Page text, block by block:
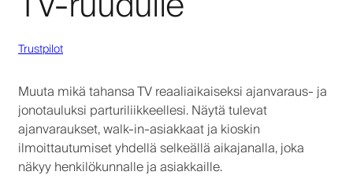
Trustpilot
Muuta mikä tahansa TV reaaliaikaiseksi ajanvaraus- ja
jonotauluksi parturiliikkeellesi. Näytä tulevat
ajanvaraukset, walk-in-asiakkaat ja kioskin
ilmoittautumiset yhdellä selkeällä aikajanalla, joka
näkyy henkilökunnalle ja asiakkaille.